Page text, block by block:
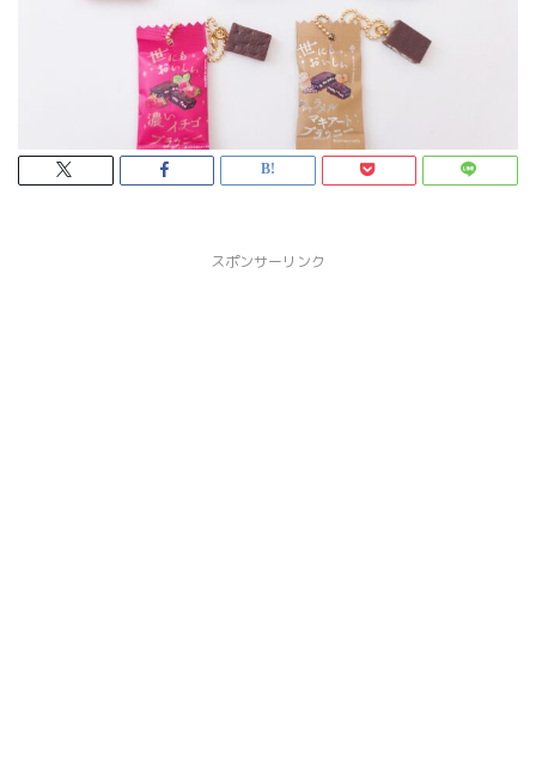
スポンサーリンク